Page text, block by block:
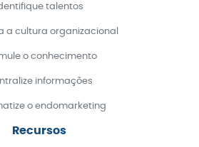
talentos
a cultura organizacional
o conhecimento
informações
o endomarketing
Recursos